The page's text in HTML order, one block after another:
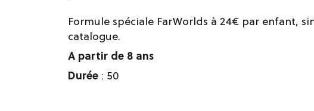
Formule spéciale FarWorlds à 24€ par enfant,
catalogue.
A partir de 8 ans
Durée : 50